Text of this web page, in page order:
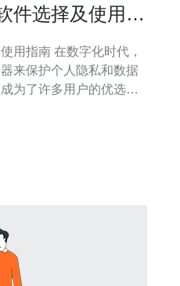
件选择及使用指
字化时代，
来保护个人隐私和数据
为了许多用户的优选。
华